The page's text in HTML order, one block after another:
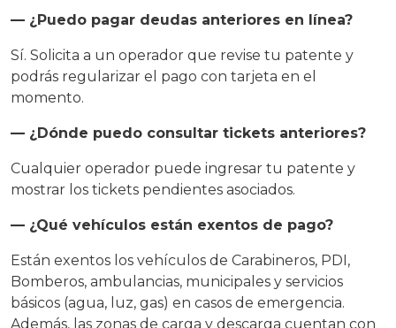
— ¿Puedo pagar deudas anteriores en línea?
Sí. Solicita a un operador que revise tu patente y
podrás regularizar el pago con tarjeta en el
momento.
— ¿Dónde puedo consultar tickets anteriores?
Cualquier operador puede ingresar tu patente y
mostrar los tickets pendientes asociados.
— ¿Qué vehículos están exentos de pago?
Están exentos los vehículos de Carabineros, PDI,
Bomberos, ambulancias, municipales y servicios
básicos (agua, luz, gas) en casos de emergencia.
Además, las zonas de carga y descarga cuentan con